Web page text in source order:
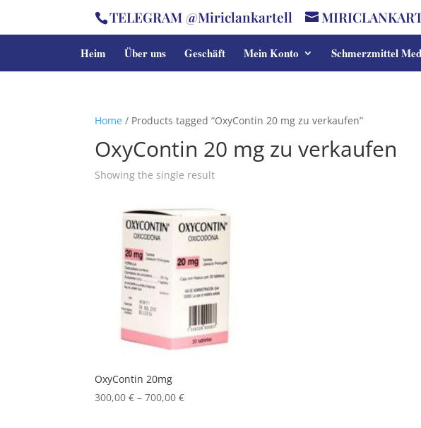
TELEGRAM @Miriclankartell
Heim Über uns Geschäft Mein Konto Schmerzmittel Med
Home / Products tagged “OxyContin 20 mg zu verkaufen”
OxyContin 20 mg zu verkaufen
Showing the single result
OxyContin 20mg
300,00€ – 700,00€Price